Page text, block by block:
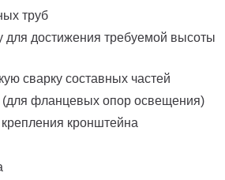
труб
для достижения требуемой высоты
сварку составных частей
фланцевых опор освещения)
кронштейна